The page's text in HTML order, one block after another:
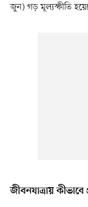
জুন) গড় মূল্যস্ফীতি
জীবনযাত্রায়